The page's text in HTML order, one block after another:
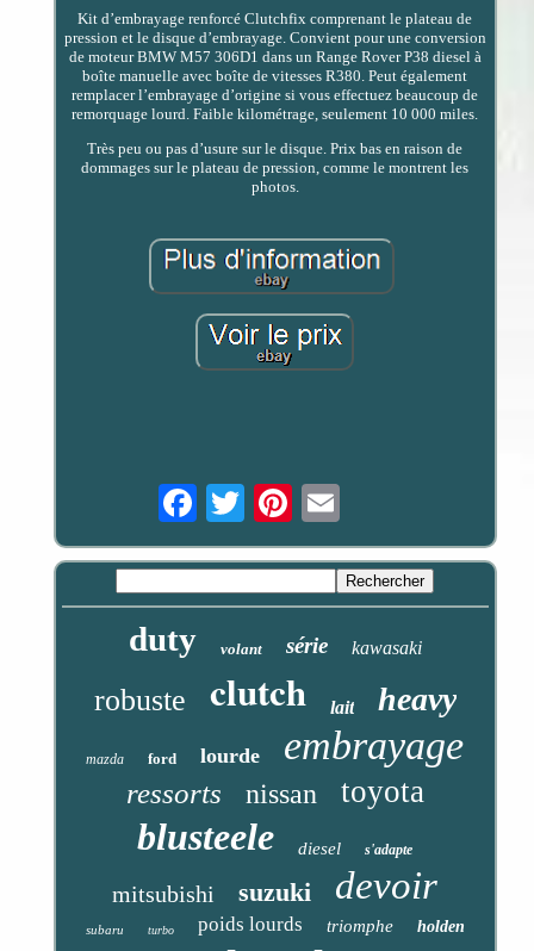
Kit d’embrayage renforcé Clutchfix comprenant le plateau de
pression et le disque d’embrayage. Convient pour une conversion
de moteur BMW M57 306D1 dans un Range Rover P38 diesel à
boîte manuelle avec boîte de vitesses R380. Peut également
remplacer l’embrayage d’origine si vous effectuez beaucoup de
remorquage lourd. Faible kilométrage, seulement 10 000 miles.
Très peu ou pas d’usure sur le disque. Prix bas en raison de
dommages sur le plateau de pression, comme le montrent les
photos.
Email
duty volant série kawasaki
robuste clutch lait heavy
mazda ford lourde embrayage
ressorts nissan toyota
blusteele diesel s'adapte
mitsubishi suzuki devoir
subaru turbo poids lourds triomphe holden